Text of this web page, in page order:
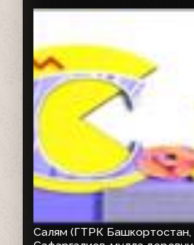
Салям (ГТРК Башкортостан,